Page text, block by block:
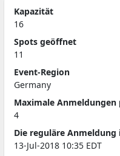
Kapazität
16
Spots geöffnet
11
Event-Region
Germany
Maximale
4
Die reguläre
13-Jul-2018 10:35 EDT